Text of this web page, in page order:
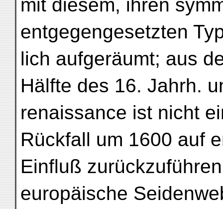
mit diesem, ihren
entgegengesetzten
lich aufgeräumt; aus
Hälfte des 16. Jahrh.
renaissance ist nicht
Rückfall um 1600 auf
Einfluß
europäische